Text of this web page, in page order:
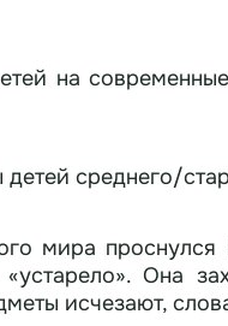
на
среднего/
мира
Она
исчезают,